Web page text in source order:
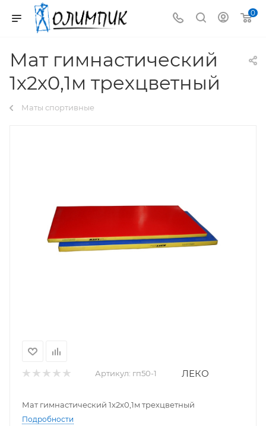
0
Мат гимнастический
1х2х0,1м трехцветный
Маты спортивные
Артикул: гп50-1 ЛЕКО
Мат гимнастический 1х2х0,1м трехцветный
Подробности